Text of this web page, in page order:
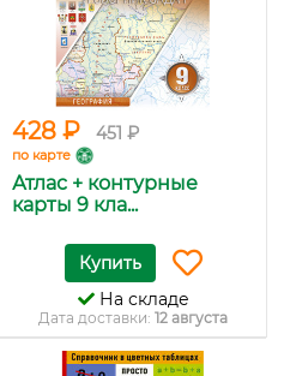
428 ₽ 451 ₽
по карте
Атлас + контурные
карты 9 кла...
Купить
На складе
Дата доставки: 12 августа